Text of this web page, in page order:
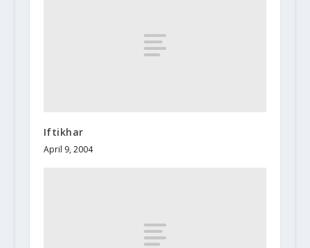
Iftikhar
April 9, 2004